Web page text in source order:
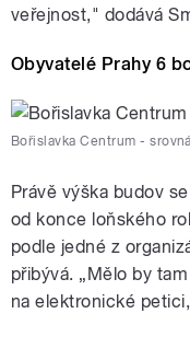
veřejnost," dodává
Obyvatelé Prahy 6
Bořislavka Centrum -
Právě výška budov
od konce loňského
podle jedné z
přibývá. „Mělo by
na elektronické